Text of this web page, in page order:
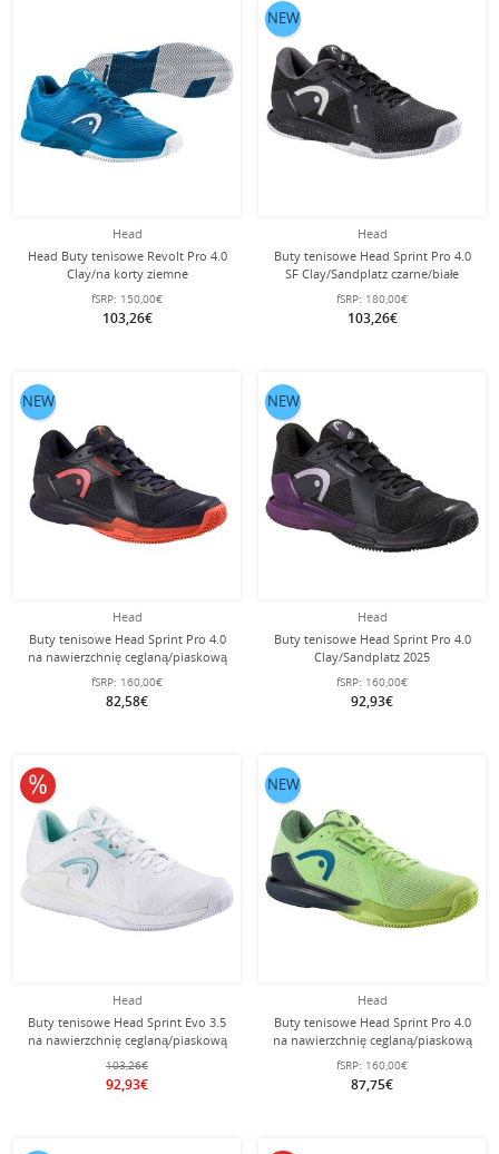
Head
Head Buty tenisowe Revolt Pro 4.0
Clay/na korty ziemne
niebiesko/białe męskie
fSRP: 150,00€
103,26€
Head
Buty tenisowe Head Sprint Pro 4.0
SF Clay/Sandplatz czarne/białe
męskie
fSRP: 180,00€
103,26€
NEW
Head
Buty tenisowe Head Sprint Pro 4.0
na nawierzchnię ceglaną/piaskową
2025 ciemnoniebieskie/czerwone
męskie
fSRP: 160,00€
82,58€
NEW
Head
Buty tenisowe Head Sprint Pro 4.0
Clay/Sandplatz 2025
czarne/purpurowe damskie
fSRP: 160,00€
92,93€
NEW
Head
Buty tenisowe Head Sprint Evo 3.5
na nawierzchnię ceglaną/piaskową
2025 białe/turkusowe damskie
103,26€
92,93€
10% obniżone
Head
Buty tenisowe Head Sprint Pro 4.0
na nawierzchnię ceglaną/piaskową
2025 limonkowe/navy męskie
fSRP: 160,00€
87,75€
NEW